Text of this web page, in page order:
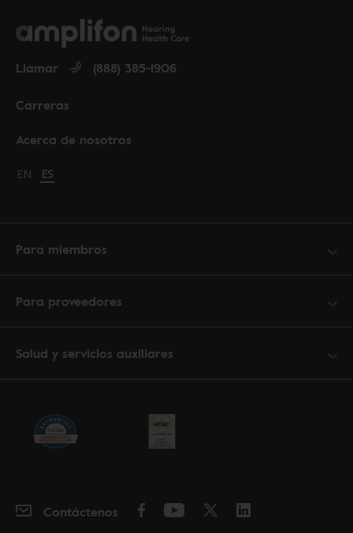
Acerca de nosotros
Carreras
Llamar (888) 385-1906
Change language to English
EN Cambiar idioma a español
ES
Para miembros
Para proveedores
Salud y servicios auxiliares
Contáctenos